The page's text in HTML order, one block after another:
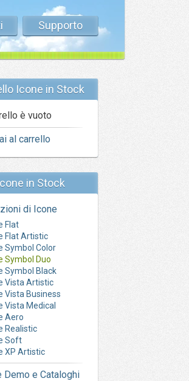
Supporto
Icone in Stock
è vuoto
al carrello
in Stock
di Icone
Flat
Flat Artistic
Symbol Color
Symbol Duo
Symbol Black
Vista Artistic
Vista Business
Vista Medical
Aero
Realistic
Soft
XP Artistic
Demo e Cataloghi